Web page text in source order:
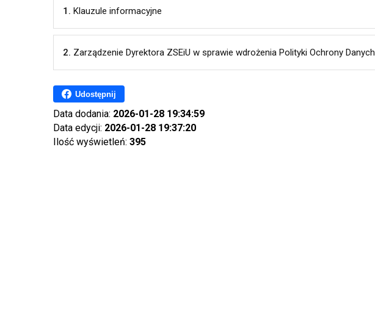
1. Klauzule informacyjne
2. Zarządzenie Dyrektora ZSEiU w sprawie wdrożenia Polityki Ochrony Danych
Udostępnij
Data dodania: 2026-01-28 19:34:59
Data edycji: 2026-01-28 19:37:20
Ilość wyświetleń: 395